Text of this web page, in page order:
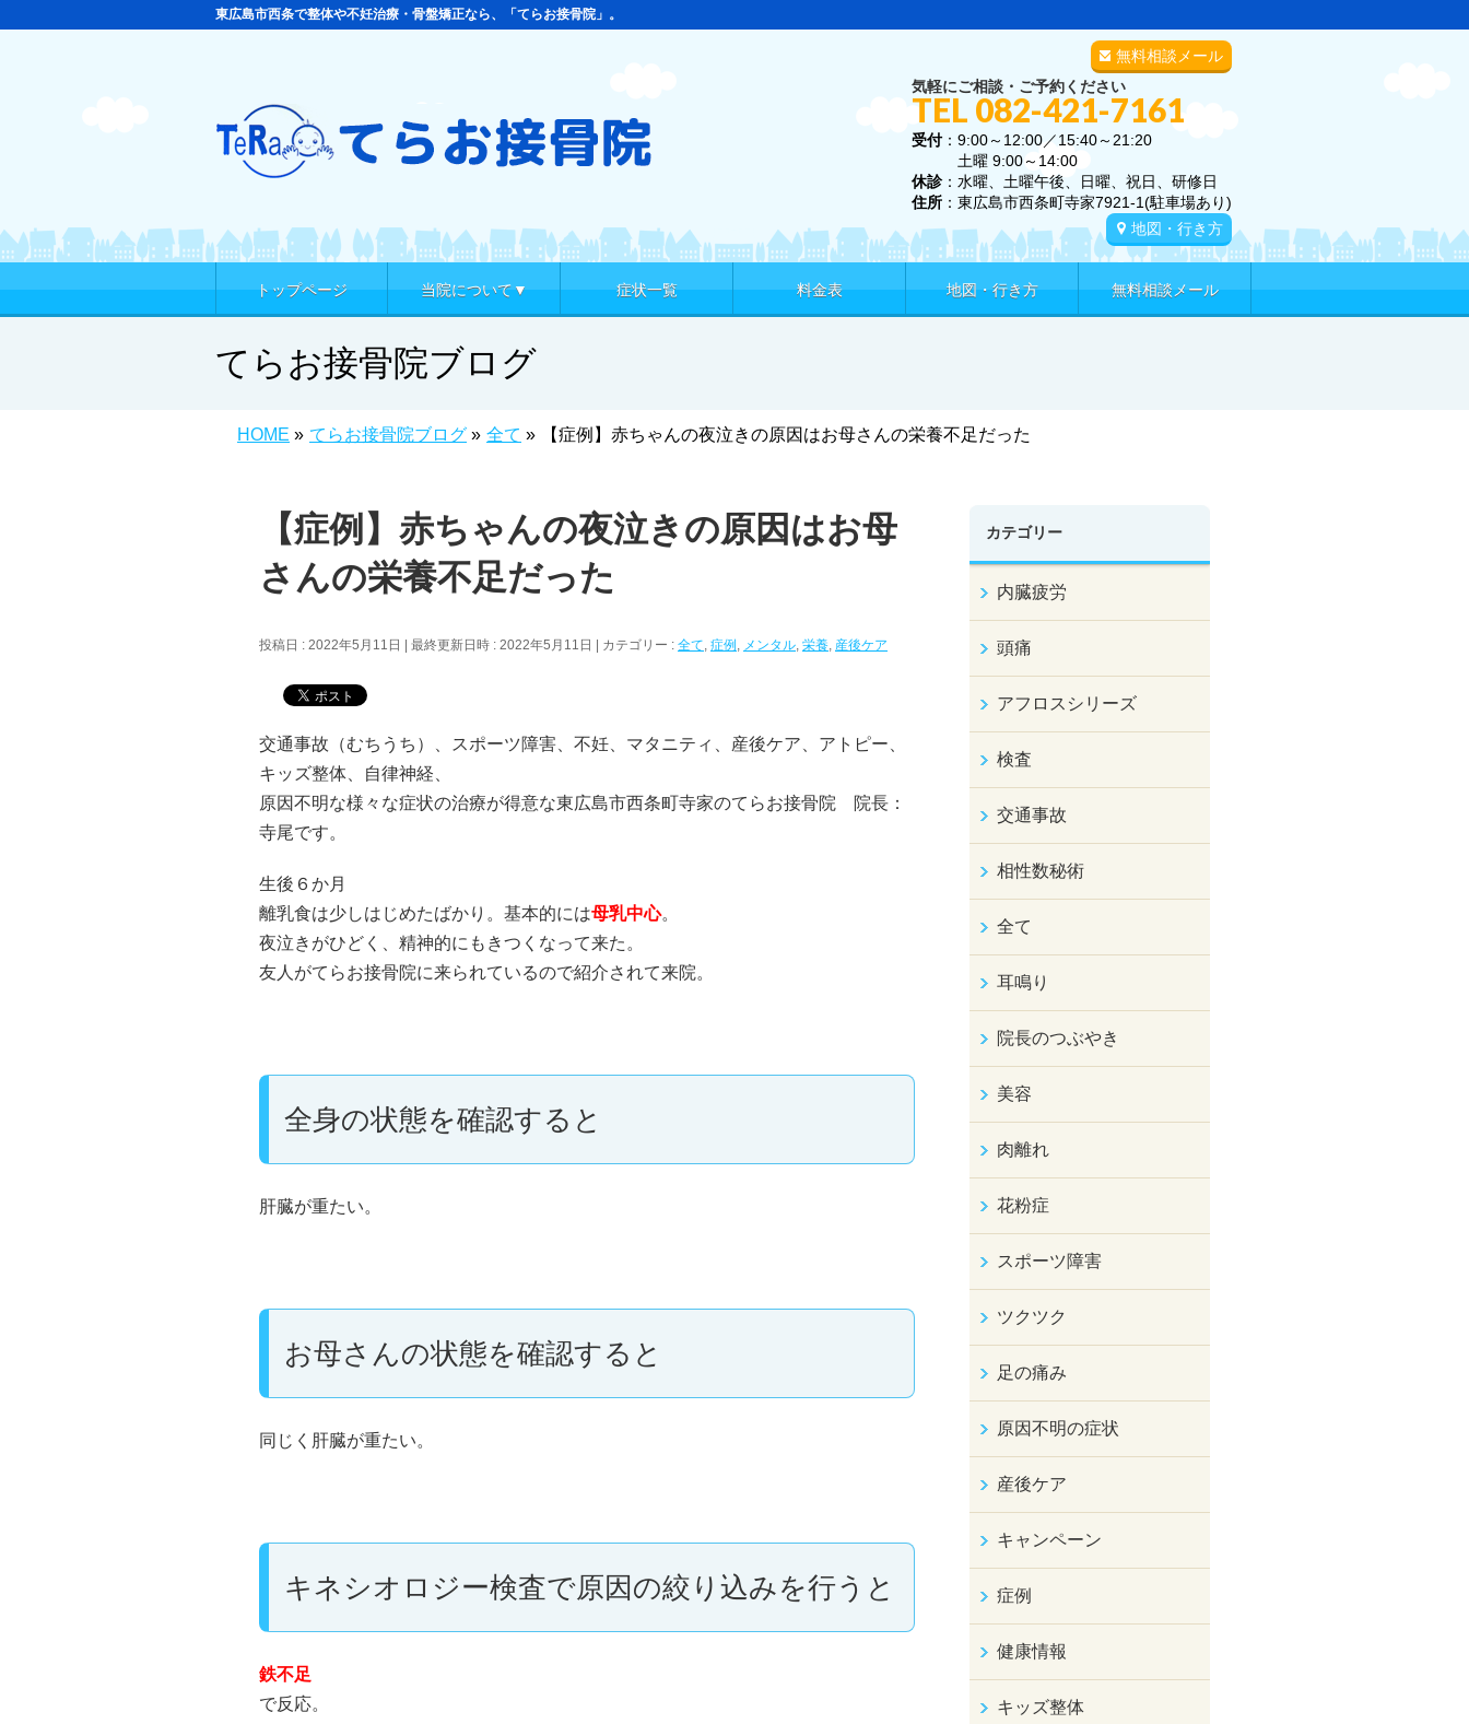
東広島市西条で整体や不妊治療・骨盤矯正なら、「てらお接骨院」。
無料相談メール
気軽にご相談・ご予約ください
TEL 082-421-7161
受付：9:00～12:00／15:40～21:20
土曜 9:00～14:00
休診：水曜、土曜午後、日曜、祝日、研修日
住所 ：東広島市西条町寺家7921-1(駐車場あり)
地図・行き方
トップページ 当院について▼ 症状一覧 料金表 地図・行き方 無料相談メール
てらお接骨院ブログ
HOME » てらお接骨院ブログ » 全て » 【症例】赤ちゃんの夜泣きの原因はお母さんの栄養不足だった
【症例】赤ちゃんの夜泣きの原因はお母
さんの栄養不足だった
投稿日 : 2022年5月11日 最終更新日時 : 2022年5月11日 カテゴリー : 全て, 症例 , メンタル, 栄養, 産後ケア
交通事故（むちうち）、スポーツ障害、不妊、マタニティ、産後ケア、アトピー、
キッズ整体、自律神経、
原因不明な様々な症状の治療が得意な東広島市西条町寺家のてらお接骨院 院長：
寺尾です。
生後６か月
離乳食は少しはじめたばかり。基本的には母乳中心。
夜泣きがひどく、精神的にもきつくなって来た。
友人がてらお接骨院に来られているので紹介されて来院。
全身の状態を確認すると
肝臓が重たい。
お母さんの状態を確認すると
同じく肝臓が重たい。
キネシオロジー検査で原因の絞り込みを行うと
鉄不足
で反応。
カテゴリー
内臓疲労
頭痛
アフロスシリーズ
検査
交通事故
相性数秘術
全て
耳鳴り
院長のつぶやき
美容
肉離れ
花粉症
スポーツ障害
ツクツク
足の痛み
原因不明の症状
産後ケア
キャンペーン
症例
健康情報
キッズ整体